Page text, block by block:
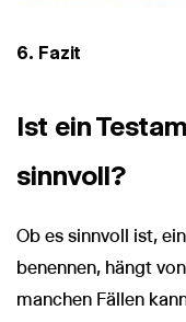
6. Fazit
Ist ein
sinnvoll?
Ob es sinnvoll ist,
benennen, hängt
manchen Fällen